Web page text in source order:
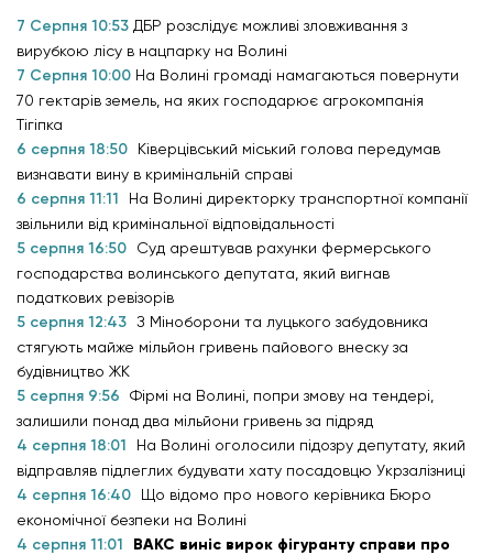
7 Серпня 10:53 ДБР розслідує можливі зловживання з
вирубкою лісу в нацпарку на Волині
7 Серпня 10:00 На Волині громаді намагаються повернути
70 гектарів земель, на яких господарює агрокомпанія
Тігіпка
6 серпня 18:50
Ківерцівський міський голова передумав
визнавати вину в кримінальній справі
6 серпня 11:11
На Волині директорку транспортної компанії
звільнили від кримінальної відповідальності
5 серпня 16:50
Суд арештував рахунки фермерського
господарства волинського депутата, який вигнав
податкових ревізорів
5 серпня 12:43 З Міноборони та луцького забудовника
стягують майже мільйон гривень пайового внеску за
будівництво ЖК
5 серпня 9:56
Фірмі на Волині, попри змову на тендері,
залишили понад два мільйони гривень за підряд
4 серпня 18:01
На Волині оголосили підозру депутату, який
відправляв підлеглих будувати хату посадовцю Укрзалізниці
4 серпня 16:40
Що відомо про нового керівника Бюро
економічної безпеки на Волині
4 серпня 11:01
ВАКС виніс вирок фігуранту справи про